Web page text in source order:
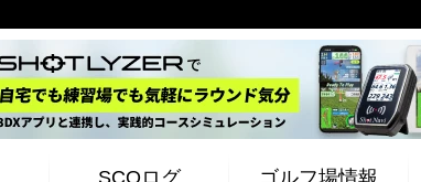
SCOログ ゴルフ場情報